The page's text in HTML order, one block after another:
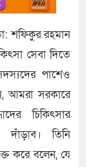
শফিকুর রহমান
সেবা দিতে
পাশেও
আমরা সরকারে
চিকিৎসার
দাঁড়াব। তিনি
করে বলেন, যে